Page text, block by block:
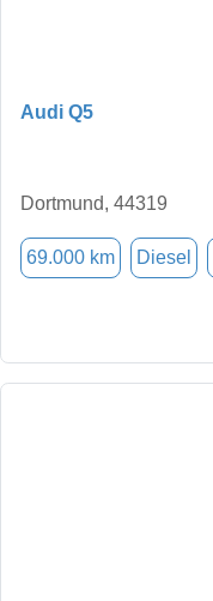
Audi Q5
Dortmund, 44319
69.000 km Diesel